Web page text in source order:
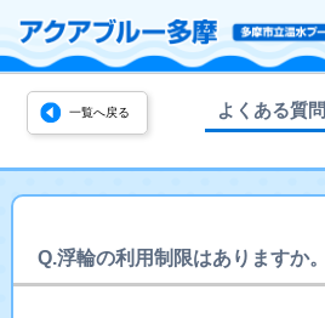
一覧へ戻る よくある質問
Q.浮輪の利用制限はありますか。